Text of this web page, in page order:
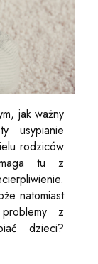
jak ważny
usypianie
rodziców
tu z
natomiast
z
dzieci?